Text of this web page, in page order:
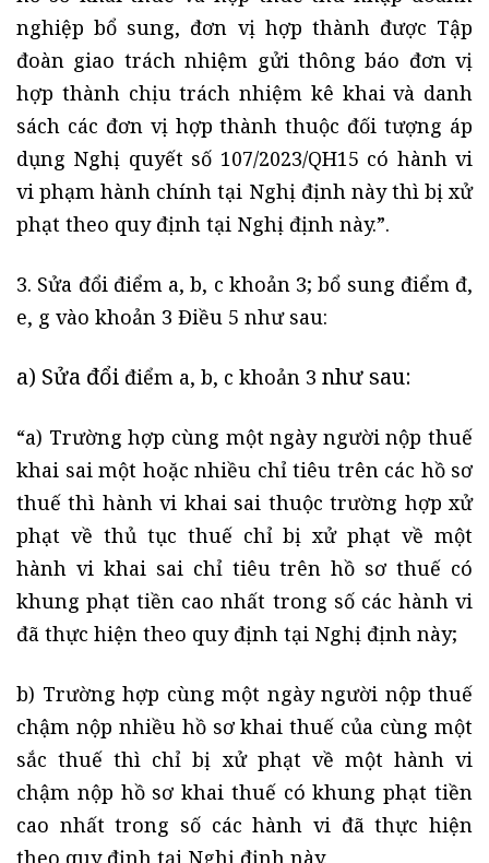
nghiệp bổ sung, đơn vị hợp thành được Tập
đoàn giao trách nhiệm gửi thông báo đơn vị
hợp thành chịu trách nhiệm kê khai và danh
sách các đơn vị hợp thành thuộc đối tượng áp
dụng Nghị quyết số 107/2023/QH15 có hành vi
vi phạm hành chính tại Nghị định này thì bị xử
phạt theo quy định tại Nghị định này.”.
3. Sửa đổi điểm a, b, c khoản 3; bổ sung điểm đ,
e, g vào khoản 3 Điều 5 như sau:
a) Sửa đổi điểm a, b, c khoản 3 như sau:
“a) Trường hợp cùng một ngày người nộp thuế
khai sai một hoặc nhiều chỉ tiêu trên các hồ sơ
thuế thì hành vi khai sai thuộc trường hợp xử
phạt về thủ tục thuế chỉ bị xử phạt về một
hành vi khai sai chỉ tiêu trên hồ sơ thuế có
khung phạt tiền cao nhất trong số các hành vi
đã thực hiện theo quy định tại Nghị định này;
b) Trường hợp cùng một ngày người nộp thuế
chậm nộp nhiều hồ sơ khai thuế của cùng một
sắc thuế thì chỉ bị xử phạt về một hành vi
chậm nộp hồ sơ khai thuế có khung phạt tiền
cao nhất trong số các hành vi đã thực hiện
theo quy định tại Nghị định này.